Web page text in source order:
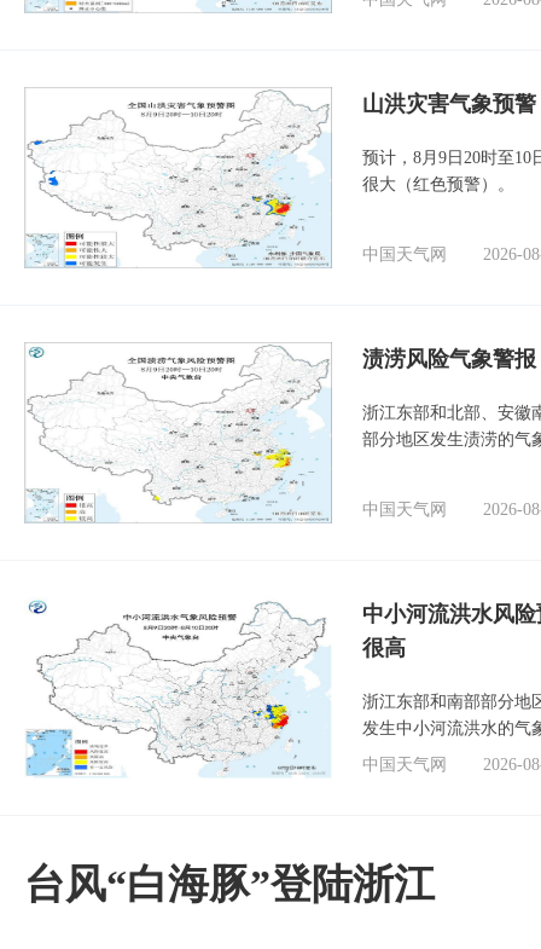
山洪灾害气象预
预计，8月9日20时至
很大（红色预警）。
中国天气网 2026-
渍涝风险气象警
浙江东部和北部、安徽
部分地区发生渍涝的气
中国天气网 2026-
中小河流洪水风
很高
浙江东部和南部部分地
发生中小河流洪水的气
中国天气网
2026-
台风“白海豚”登陆浙江